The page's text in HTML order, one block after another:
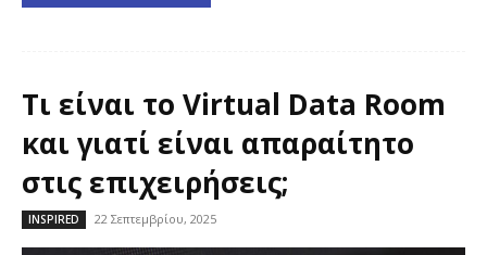
Τι είναι το Virtual Data Room
και γιατί είναι απαραίτητο
στις επιχειρήσεις;
INSPIRED 22 Σεπτεμβρίου, 2025